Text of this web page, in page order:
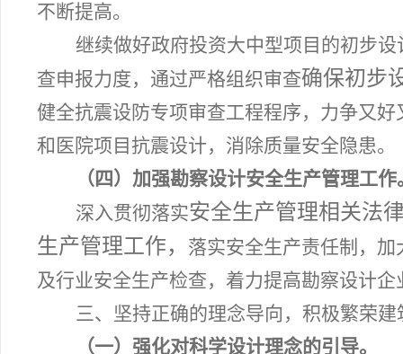
不断提高。
继续做好政府投资大中型项目的初步
查申报力度，通过严格组织审查确保初步
健全抗震设防专项审查工程程序，力争又
和医院项目抗震设计，消除质量安全隐患。
（四）加强勘察设计安全生产管理工作
深入贯彻落实安全生产管理相关法
生产管理工作， 落实安全生产责任制，
及行业安全生产检查，着力提高勘察设计
三、坚持正确的理念导向，积极繁荣建
（一）强化对科学设计理念的引导。